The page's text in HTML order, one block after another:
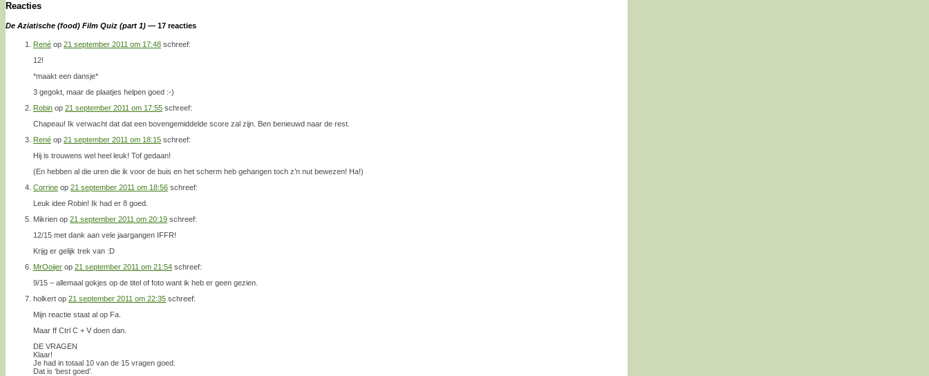
Reacties
De Aziatische (food) Film Quiz (part 1) — 17 reacties
René op 21 september 2011 om 17:48 schreef:
12!
*maakt een dansje*
3 gegokt, maar de plaatjes helpen goed :-)
Robin op 21 september 2011 om 17:55 schreef:
Chapeau! Ik verwacht dat dat een bovengemiddelde score zal zijn. Ben benieuwd naar de rest.
René op 21 september 2011 om 18:15 schreef:
Hij is trouwens wel heel leuk! Tof gedaan!
(En hebben al die uren die ik voor de buis en het scherm heb gehangen toch z’n nut bewezen! Ha!)
Corrine op 21 september 2011 om 18:56 schreef:
Leuk idee Robin! Ik had er 8 goed.
Mikrien op 21 september 2011 om 20:19 schreef:
12/15 met dank aan vele jaargangen IFFR!
Krijg er gelijk trek van :D
MrOoijer op 21 september 2011 om 21:54 schreef:
9/15 – allemaal gokjes op de titel of foto want ik heb er geen gezien.
holkert op 21 september 2011 om 22:35 schreef:
Mijn reactie staat al op Fa.
Maar ff Ctrl C + V doen dan.
DE VRAGEN
Klaar!
Je had in totaal 10 van de 15 vragen goed.
Dat is ‘best goed’.